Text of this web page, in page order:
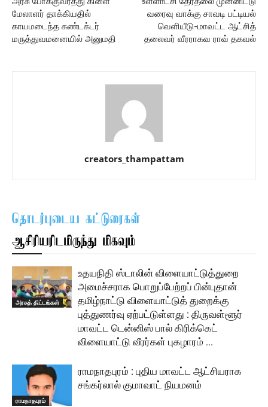
மேலாளர் தாக்கியதில்
காயமடைந்த கண்டக்டர்
மருத்துவமனையில் அனுமதி
வரைவு வாக்கு சாவடி பட்டியல்
வெளியீடு-மாவட்ட ஆட்சித்
தலைவர் வீரராகவ ராவ் தகவல்
creators_thampattam
தொடர்புடைய கட்டுரைகள்
ஆசிரியரிடமிருந்து மிகவும்
அரசுத் திட்டங்கள்
உதயநிதி ஸ்டாலின் விளையாட்டுத்துறை
அமைச்சராக பொறுப்பேற்றப் பின்புதான்
தமிழ்நாட்டு விளையாட்டுத் துறைக்கு
புத்துணர்வு ஏற்பட்டுள்ளது : திருவள்ளூர்
மாவட்ட டென்னிஸ் பால் கிரிக்கெட்
விளையாட்டு வீரர்கள் புகழாரம் …
ராமநாதபுரம்
ராமநாதபுரம் : புதிய மாவட்ட ஆட்சியராக
சங்கர்லால் குமாவாட் நியமனம்